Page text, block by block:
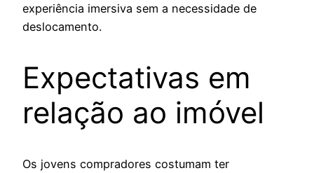
experiência imersiva sem a necessidade de
deslocamento.
Expectativas em
relação ao imóvel
Os jovens compradores costumam ter